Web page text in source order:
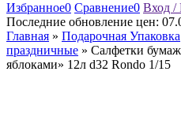
Избранное0 Сравнение0 Вход /
Последние обновление цен:
Главная » Подарочная Упаковка
праздничные » Салфетки
яблоками» 12л d32 Rondo 1/15